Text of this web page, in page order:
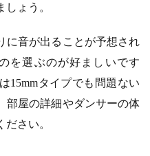
ょう。
に音が出ることが予想され
を選ぶのが好ましいです
15mmタイプでも問題ない
部屋の詳細やダンサーの体
さい。